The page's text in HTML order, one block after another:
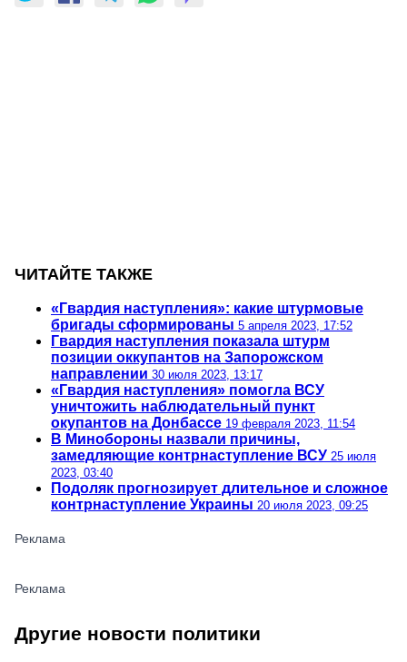
ЧИТАЙТЕ ТАКЖЕ
«Гвардия наступления»: какие штурмовые
бригады сформированы 5 апреля 2023, 17:52
Гвардия наступления показала штурм
позиции оккупантов на Запорожском
направлении 30 июля 2023, 13:17
«Гвардия наступления» помогла ВСУ
уничтожить наблюдательный пункт
окупантов на Донбассе 19 февраля 2023, 11:54
В Минобороны назвали причины,
замедляющие контрнаступление ВСУ 25 июля
2023, 03:40
Подоляк прогнозирует длительное и сложное
контрнаступление Украины 20 июля 2023, 09:25
Другие новости политики